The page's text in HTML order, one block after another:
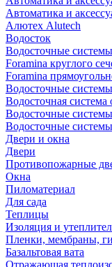
Автоматика и
Алютех Alutech
Водосток
Водосточные
Foramina круглого
Foramina
Водосточные
Водосточная система
Водосточные
Водосточные
Двери и окна
Двери
Противопожарные
Окна
Пиломатериал
Для сада
Теплицы
Изоляция и
Пленки, мембраны,
Базальтовая вата
Отражающая